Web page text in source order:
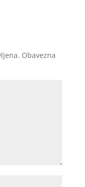
Obavezna